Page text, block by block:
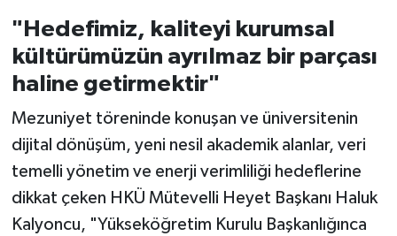
"Hedefimiz, kaliteyi kurumsal
kültürümüzün ayrılmaz bir parçası
haline getirmektir"
Mezuniyet töreninde konuşan ve üniversitenin
dijital dönüşüm, yeni nesil akademik alanlar, veri
temelli yönetim ve enerji verimliliği hedeflerine
dikkat çeken HKÜ Mütevelli Heyet Başkanı Haluk
Kalyoncu, "Yükseköğretim Kurulu Başkanlığınca